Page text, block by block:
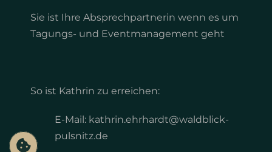
Sie ist Ihre Absprechpartnerin wenn es um
Tagungs- und Eventmanagement geht
So ist Kathrin zu erreichen:
E-Mail: kathrin.ehrhardt@waldblick-
pulsnitz.de